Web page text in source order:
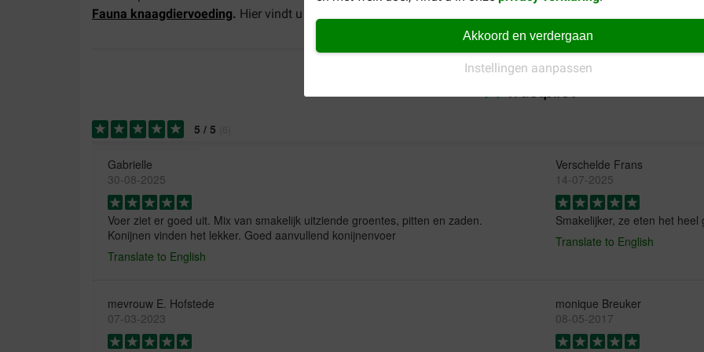
Akkoord en verdergaan
Instellingen aanpassen
Fauna knaagdiervoeding. Hier vindt u onder andere
5 / 5
Gabrielle
30-08-2025
Voer ziet er goed uit. Mix van smakelijk uitziende groentes, pitten en zaden.
Konijnen vinden het lekker. Goed aanvullend konijnenvoer
Translate to English
Verschelde Frans
14-07-2025
Smakelijker, ze eten het heel
Translate to English
mevrouw E. Hofstede
07-03-2023
monique Breuker
08-05-2017